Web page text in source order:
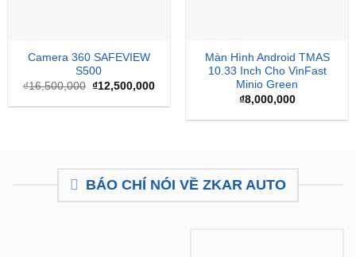
Camera 360 SAFEVIEW
S500
₫16,500,000 Giá
là:
₫12,500,000Giá
tại
Màn Hình Android TMAS
10.33 Inch Cho VinFast
Minio Green
₫8,000,000
BÁO CHÍ NÓI VỀ ZKAR AUTO